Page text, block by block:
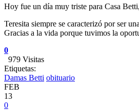
Hoy fue un día muy triste para Casa
Teresita siempre se caracterizó por ser
Gracias a la vida porque tuvimos la
0
979 Visitas
Etiquetas:
Damas Betti obituario
FEB
13
0